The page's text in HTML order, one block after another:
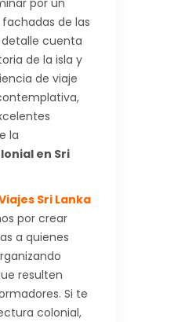
por un
de las
cuenta
de la isla y
de viaje
la
en Sri
Sri Lanka
por crear
a quienes
resulten
Si te
colonial,